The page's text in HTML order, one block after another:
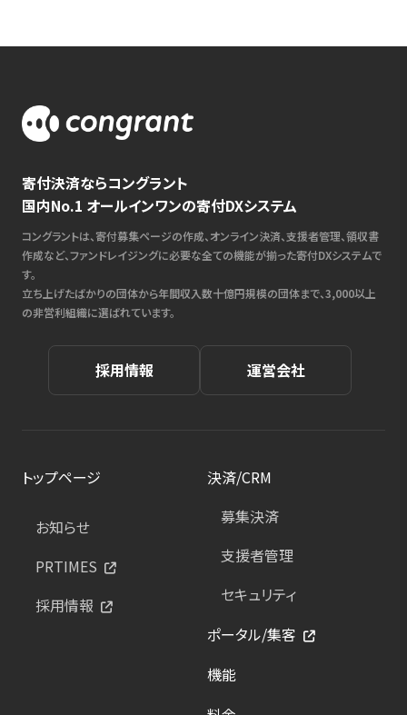
寄付決済ならコングラント
国内No.1 オールインワンの寄付DXシステム
コングラントは、寄付募集ページの作成、オンライン決済、支援者管理、領収書
作成など、ファンドレイジングに必要な全ての機能が揃った寄付DXシステムで
す。
立ち上げたばかりの団体から年間収入数十億円規模の団体まで、3,000以上
の非営利組織に選ばれています。
採用情報 運営会社
トップページ
お知らせ
PRTIMES
採用情報
決済/CRM
募集決済
支援者管理
セキュリティ
ポータル/集客
機能